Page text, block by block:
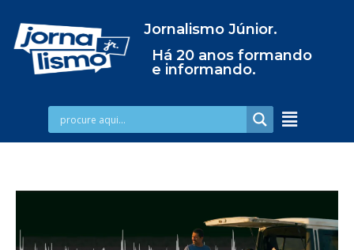
Jornalismo Júnior.
Há 20 anos formando
e informando.